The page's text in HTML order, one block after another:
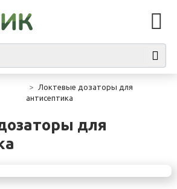
Локтевые дозаторы для
антисептика
для